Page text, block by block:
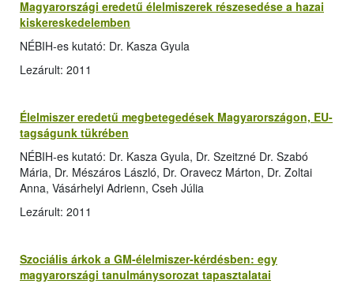
Magyarországi eredetű élelmiszerek részesedése a hazai
kiskereskedelemben
NÉBIH-es kutató: Dr. Kasza Gyula
Lezárult: 2011
Élelmiszer eredetű megbetegedések Magyarországon, EU-
tagságunk tükrében
NÉBIH-es kutató: Dr. Kasza Gyula, Dr. Szeitzné Dr. Szabó
Mária, Dr. Mészáros László, Dr. Oravecz Márton, Dr. Zoltai
Anna, Vásárhelyi Adrienn, Cseh Júlia
Lezárult: 2011
Szociális árkok a GM-élelmiszer-kérdésben: egy
magyarországi tanulmánysorozat tapasztalatai